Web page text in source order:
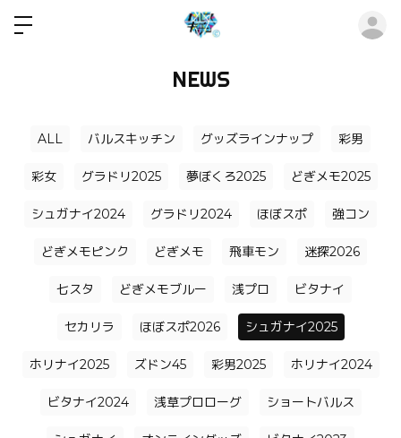
NEWS
ALL バルスキッチン グッズラインナップ 彩男
彩女 グラドリ2025 夢ぼくろ2025 どぎメモ2025
シュガナイ2024 グラドリ2024 ほぼスポ 強コン
どぎメモピンク どぎメモ 飛車モン 迷探2026
七スタ どぎメモブルー 浅プロ ビタナイ
セカリラ ほぼスポ2026 シュガナイ2025
ホリナイ2025 ズドン45 彩男2025 ホリナイ2024
ビタナイ2024 浅草プロローグ ショートバルス